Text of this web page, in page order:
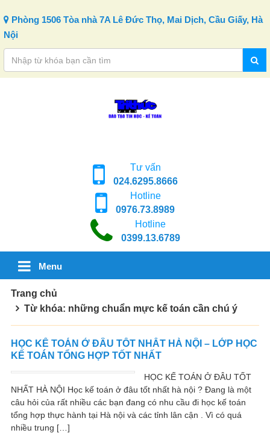
Phòng 1506 Tòa nhà 7A Lê Đức Thọ, Mai Dịch, Cầu Giấy, Hà
Nội
Tư vấn
024.6295.8666
Hotline
0976.73.8989
Hotline
0399.13.6789
Menu
Trang chủ
Từ khóa: những chuẩn mực kế toán cần chú ý
HỌC KẾ TOÁN Ở ĐÂU TỐT NHẤT HÀ NỘI – LỚP HỌC
KẾ TOÁN TỔNG HỢP TỐT NHẤT
HỌC KẾ TOÁN Ở ĐÂU TỐT
NHẤT HÀ NỘI Học kế toán ở đâu tốt nhất hà nội ? Đang là một
câu hỏi của rất nhiều các bạn đang có nhu cầu đi học kế toán
tổng hợp thực hành tại Hà nội và các tỉnh lân cận . Vì có quá
nhiều trung […]